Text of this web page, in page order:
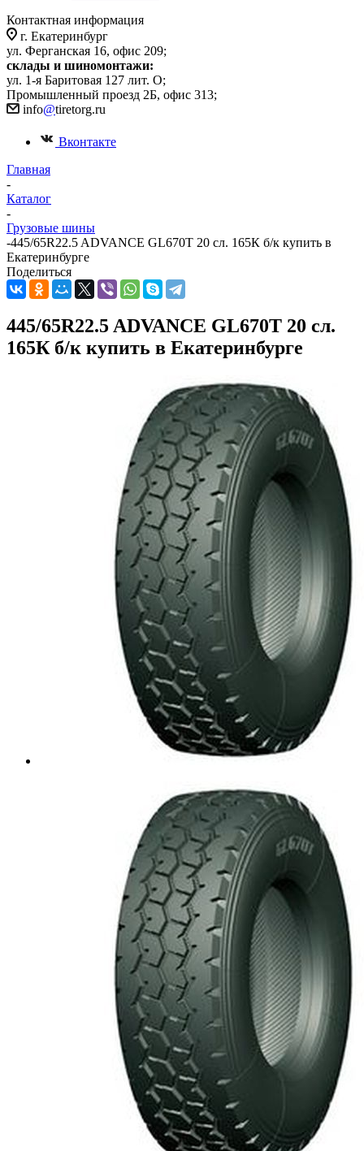
Контактная информация
г. Екатеринбург
ул. Ферганская 16, офис 209;
склады и шиномонтажи:
ул. 1-я Баритовая 127 лит. О;
Промышленный проезд 2Б, офис 313;
info@tiretorg.ru
Вконтакте
Главная
-
Каталог
-
Грузовые шины
-445/65R22.5 ADVANCE GL670T 20 сл. 165К б/к купить в
Екатеринбурге
Поделиться
445/65R22.5 ADVANCE GL670T 20 сл.
165К б/к купить в Екатеринбурге